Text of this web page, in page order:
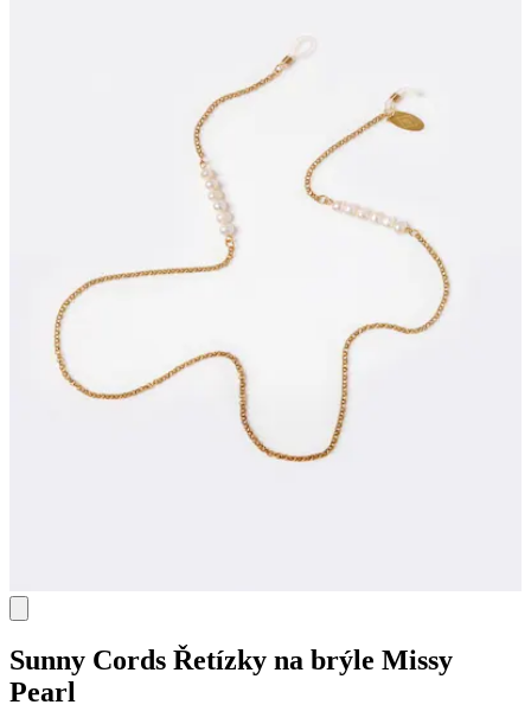
Sunny Cords Řetízky na brýle Missy
Pearl